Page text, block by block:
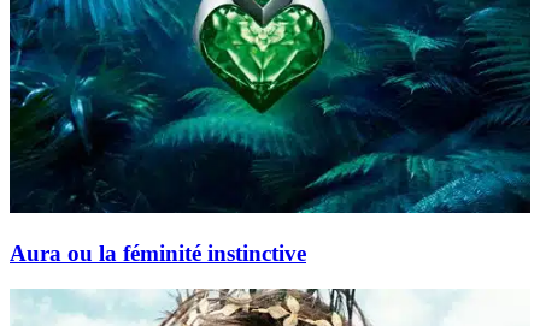
Aura ou la féminité instinctive